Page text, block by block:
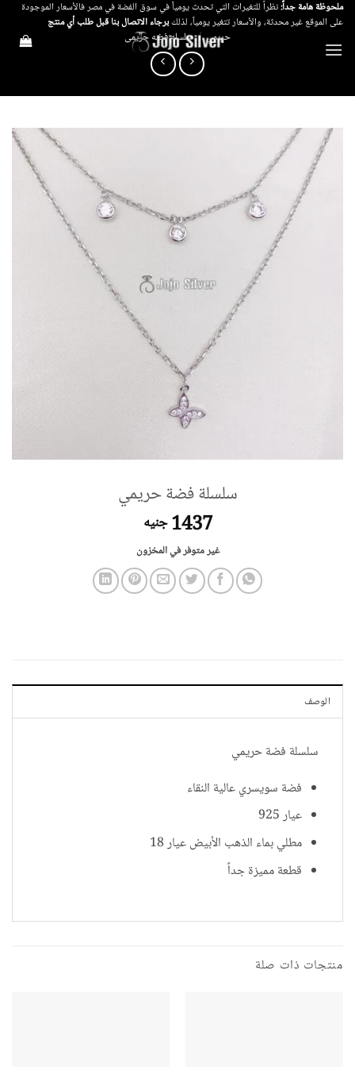
تخطي
للمحتوى
ملحوظة هامة جداً:نظراً للتغيرات التي تحدث يومياً في سوق الفضة في مصر فالأسعار الموجودة
على الموقع غير محدثة، والأسعار تتغير يومياً، لذلكبرجاء الاتصال بنا قبل طلب أي منتج
حريمي / سلسله فضه حريمى
سلسلة فضة حريمي
1437 جنيه
غير متوفر في المخزون
الوصف
سلسلة فضة حريمي
فضة سويسري عالية النقاء
عيار 925
مطلي بماء الذهب الأبيض عيار 18
قطعة مميزة جداً
منتجات ذات صلة